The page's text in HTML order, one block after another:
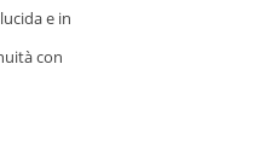
e in
con